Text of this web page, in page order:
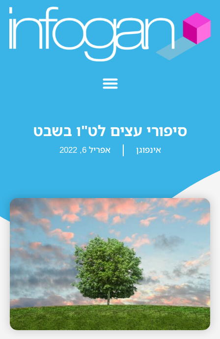
סיפורי עצים לט"ו בשבט
אינפוגן אפריל 6, 2022